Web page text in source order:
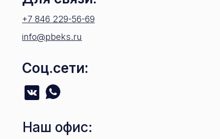
info@pbeks.ru
+7 846 229-56-69
Наш офис:
Соц.сети: